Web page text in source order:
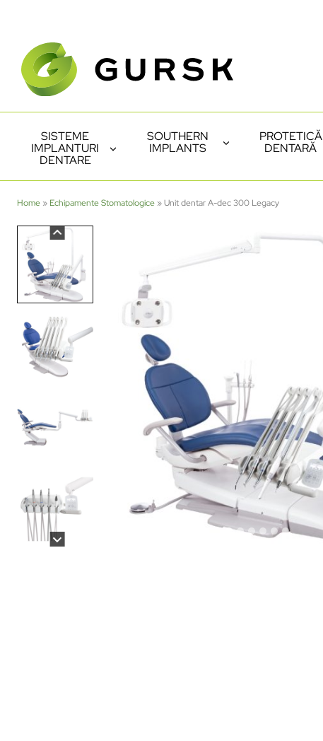
SISTEME
IMPLANTURI
DENTARE
SOUTHERN
IMPLANTS
PROTETICĂ
DENTARĂ
Home » Echipamente Stomatologice »Unit dentar A-dec 300 Legacy